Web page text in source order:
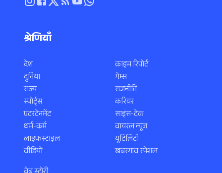
श्रेणियाँ
देश
दुनिया
राज्य
स्पोर्ट्स
एंटरटेनमेंट
धर्म-कर्म
लाइफस्टाइल
वीडियो
क्राइम रिपोर्ट
गेम्स
राजनीति
करियर
साइंस-टेक
वायरल न्यूज़
यूटिलिटी
खबरगांव स्पेशल